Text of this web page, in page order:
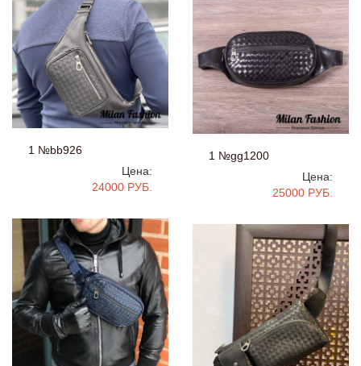
1 №bb926
Цена:
24000 РУБ.
1 №gg1200
Цена:
25000 РУБ.